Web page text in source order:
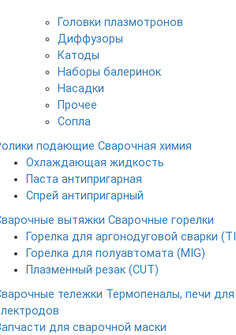
Головки плазмотронов
Диффузоры
Катоды
Наборы балеринок
Насадки
Прочее
Сопла
подающие Сварочная химия
Охлаждающая жидкость
Паста антипригарная
Спрей антипригарный
вытяжки Сварочные горелки
Горелка для аргонодуговой сварки
Горелка для полуавтомата (MIG)
Плазменный резак (CUT)
тележки Термопеналы, печи
для сварочной маски